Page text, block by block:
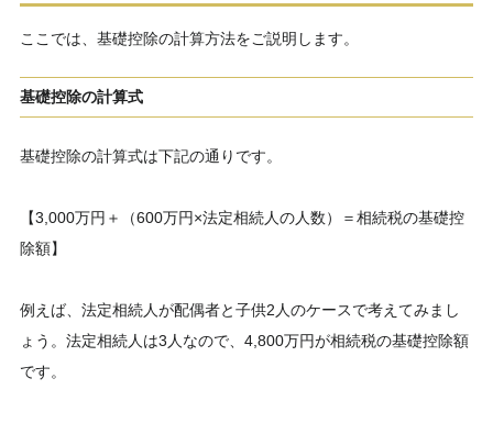
ここでは、基礎控除の計算方法をご説明します。
基礎控除の計算式
基礎控除の計算式は下記の通りです。
【3,000万円＋（600万円×法定相続人の人数）＝相続税の基礎控
除額】
例えば、法定相続人が配偶者と子供2人のケースで考えてみまし
ょう。法定相続人は3人なので、4,800万円が相続税の基礎控除額
です。